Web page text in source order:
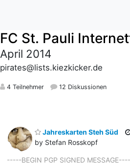
FC St. Pauli
April 2014
pirates@lists.kiezkicker.de
4 Teilnehmer 12 Diskussionen
Jahreskarten Steh Süd
by Stefan Rosskopf
-----BEGIN PGP SIGNED